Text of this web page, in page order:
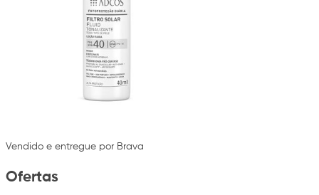
Vendido e entregue por Brava
Ofertas